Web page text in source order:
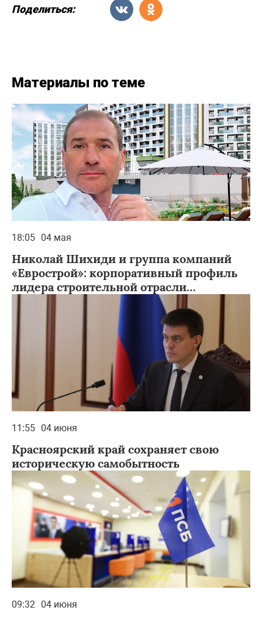
Поделиться:
Материалы по теме
18:05 04 мая
Николай Шихиди и группа компаний
«Еврострой»: корпоративный профиль
лидера строительной отрасли
Краснодарского края
11:55 04 июня
Красноярский край сохраняет свою
историческую самобытность
09:32 04 июня